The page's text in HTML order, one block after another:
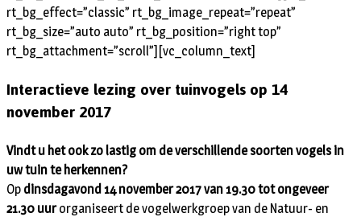
rt_bg_effect=”classic” rt_bg_image_repeat=”repeat”
rt_bg_size=”auto auto” rt_bg_position=”right top”
rt_bg_attachment=”scroll”][vc_column_text]
Interactieve lezing over tuinvogels op 14
november 2017
Vindt u het ook zo lastig om de verschillende soorten vogels in
uw tuin te herkennen?
Op dinsdagavond 14 november 2017 van 19.30 tot ongeveer
21.30 uurorganiseert de vogelwerkgroep van de Natuur- en